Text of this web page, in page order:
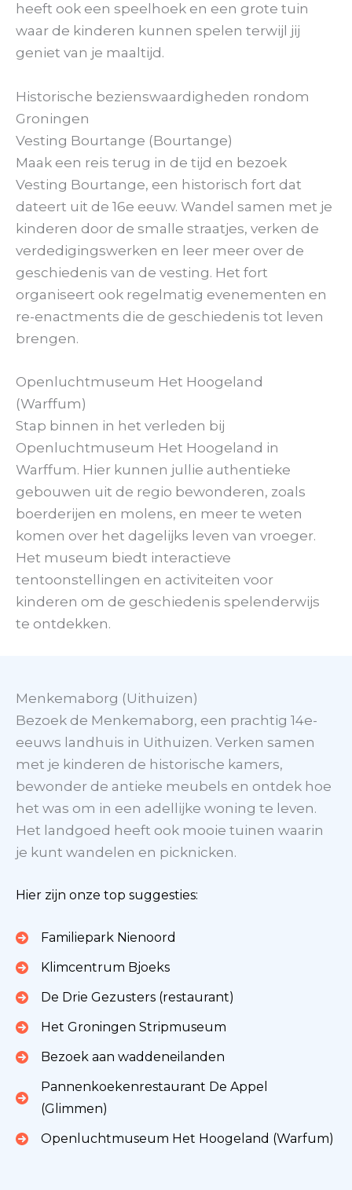
heeft ook een speelhoek en een grote tuin
waar de kinderen kunnen spelen terwijl jij
geniet van je maaltijd.
Historische bezienswaardigheden rondom
Groningen
Vesting Bourtange (Bourtange)
Maak een reis terug in de tijd en bezoek
Vesting Bourtange, een historisch fort dat
dateert uit de 16e eeuw. Wandel samen met je
kinderen door de smalle straatjes, verken de
verdedigingswerken en leer meer over de
geschiedenis van de vesting. Het fort
organiseert ook regelmatig evenementen en
re-enactments die de geschiedenis tot leven
brengen.
Openluchtmuseum Het Hoogeland
(Warffum)
Stap binnen in het verleden bij
Openluchtmuseum Het Hoogeland in
Warffum. Hier kunnen jullie authentieke
gebouwen uit de regio bewonderen, zoals
boerderijen en molens, en meer te weten
komen over het dagelijks leven van vroeger.
Het museum biedt interactieve
tentoonstellingen en activiteiten voor
kinderen om de geschiedenis spelenderwijs
te ontdekken.
Menkemaborg (Uithuizen)
Bezoek de Menkemaborg, een prachtig 14e-
eeuws landhuis in Uithuizen. Verken samen
met je kinderen de historische kamers,
bewonder de antieke meubels en ontdek hoe
het was om in een adellijke woning te leven.
Het landgoed heeft ook mooie tuinen waarin
je kunt wandelen en picknicken.
Hier zijn onze top suggesties:
Familiepark Nienoord
Klimcentrum Bjoeks
De Drie Gezusters (restaurant)
Het Groningen Stripmuseum
Bezoek aan waddeneilanden
Pannenkoekenrestaurant De Appel
(Glimmen)
Openluchtmuseum Het Hoogeland (Warfum)